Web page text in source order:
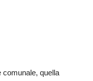
comunale, quella